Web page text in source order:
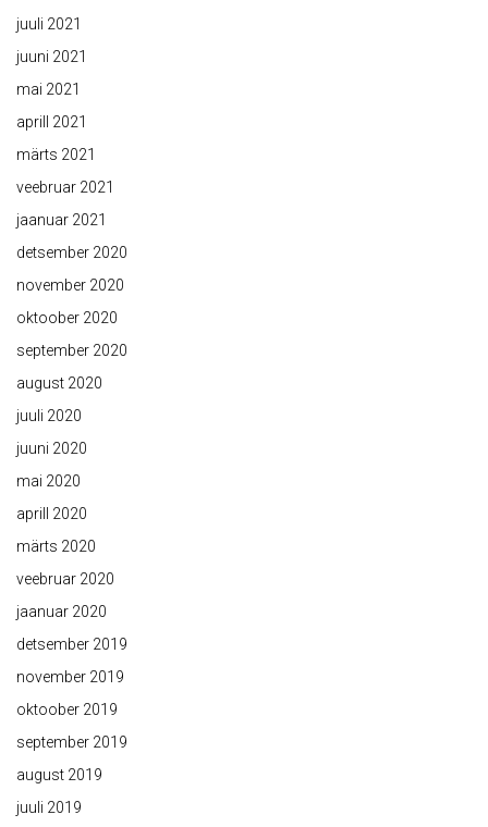
juuli 2021
juuni 2021
mai 2021
aprill 2021
märts 2021
veebruar 2021
jaanuar 2021
detsember 2020
november 2020
oktoober 2020
september 2020
august 2020
juuli 2020
juuni 2020
mai 2020
aprill 2020
märts 2020
veebruar 2020
jaanuar 2020
detsember 2019
november 2019
oktoober 2019
september 2019
august 2019
juuli 2019